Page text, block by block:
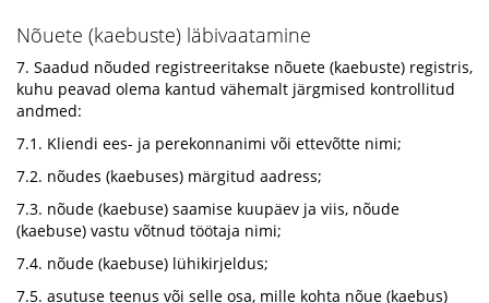
Nõuete (kaebuste) läbivaatamine
7. Saadud nõuded registreeritakse nõuete (kaebuste) registris,
kuhu peavad olema kantud vähemalt järgmised kontrollitud
andmed:
7.1. Kliendi ees- ja perekonnanimi või ettevõtte nimi;
7.2. nõudes (kaebuses) märgitud aadress;
7.3. nõude (kaebuse) saamise kuupäev ja viis, nõude
(kaebuse) vastu võtnud töötaja nimi;
7.4. nõude (kaebuse) lühikirjeldus;
7.5. asutuse teenus või selle osa, mille kohta nõue (kaebus)